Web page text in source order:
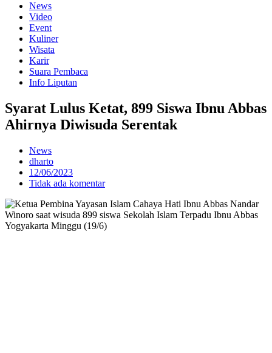
News
Video
Event
Kuliner
Wisata
Karir
Suara Pembaca
Info Liputan
Syarat Lulus Ketat, 899 Siswa Ibnu Abbas
Ahirnya Diwisuda Serentak
News
dharto
12/06/2023
Tidak ada komentar